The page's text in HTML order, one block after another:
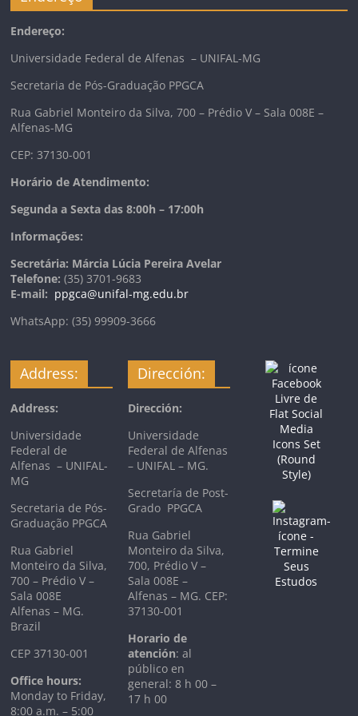
Endereço:
Universidade Federal de Alfenas – UNIFAL-MG
Secretaria de Pós-Graduação PPGCA
Rua Gabriel Monteiro da Silva, 700 – Prédio V – Sala 008E –
Alfenas-MG
CEP: 37130-001
Horário de Atendimento:
Segunda a Sexta das 8:00h – 17:00h
Informações:
Secretária: Márcia Lúcia Pereira Avelar
Telefone: (35) 3701-9683
E-mail: ppgca@unifal-mg.edu.br
WhatsApp: (35) 99909-3666
Address:
Address:
Universidade
Federal de
Alfenas – UNIFAL-
MG
Secretaria de Pós-
Graduação PPGCA
Rua Gabriel
Monteiro da Silva,
700 – Prédio V –
Sala 008E
Alfenas – MG.
Brazil
CEP 37130-001
Office hours:
Monday to Friday,
8:00 a.m. – 5:00
Dirección:
Dirección:
Universidade
Federal de Alfenas
– UNIFAL – MG.
Secretaría de Post-
Grado PPGCA
Rua Gabriel
Monteiro da Silva,
700, Prédio V –
Sala 008E –
Alfenas – MG. CEP:
37130-001
Horario de
atención: al
público en
general: 8 h 00 –
17 h 00